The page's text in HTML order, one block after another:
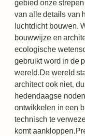
gebied onze
van alle details van
luchtdicht bouwen.
bouwwijze en
ecologische
gebruikt word in de
wereld.De wereld
architect ook niet,
hedendaagse
ontwikkelen in een
technisch te
komt